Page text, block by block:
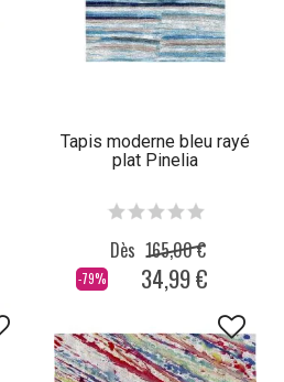
Tapis moderne bleu rayé
plat Pinelia
-79%
Dès 165,00 €
34,99 €